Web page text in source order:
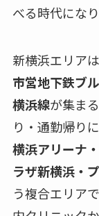
べる時代にな
新横浜エリアは
市営地下鉄ブ
横浜線が集ま
り・通勤帰り
横浜アリーナ
ラザ新横浜・
う複合エリア